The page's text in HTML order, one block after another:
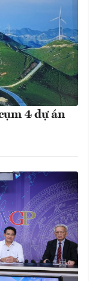
4 dự án